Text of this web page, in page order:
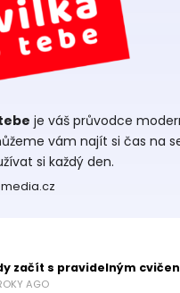
je váš průvodce
vám najít si čas na
si každý den.
začít s pravidelným
AGO